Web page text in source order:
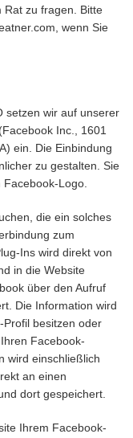
Rat zu fragen. Bitte
wenn Sie
setzen wir auf unserer
Inc., 1601
ein. Die Einbindung
zu gestalten. Sie
Logo.
die ein solches
zum
Ins wird direkt von
in die Website
über den Aufruf
Die Information wird
besitzen oder
Facebook-
wird einschließlich
an einen
dort gespeichert.
Ihrem Facebook-